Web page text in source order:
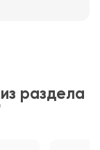
раздела